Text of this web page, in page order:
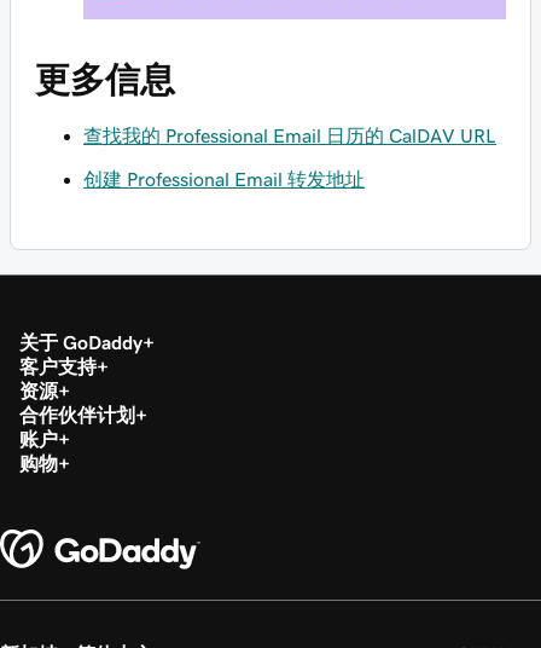
更多信息
查找我的 Professional Email 日历的 CalDAV URL
创建 Professional Email 转发地址
关于 GoDaddy
客户支持
资源
合作伙伴计划
账户
购物